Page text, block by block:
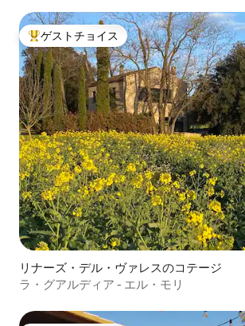
大好評のゲストチョイスです。
ゲストチョイス
リナーズ・デル・ヴァレスのコテージ
ラ・グアルディア - エル・モリ